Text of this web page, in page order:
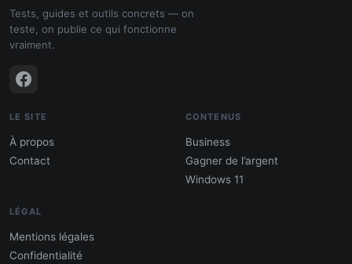
Tests, guides et outils concrets — on
teste, on publie ce qui fonctionne
vraiment.
LE SITE
À propos
Contact
CONTENUS
Business
Gagner de l’argent
Windows 11
LÉGAL
Mentions légales
Confidentialité